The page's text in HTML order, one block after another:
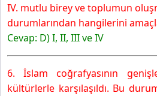
IV. mutlu birey ve toplumun
durumlarından hangilerini
Cevap: D) I, II, III ve IV
6. İslam coğrafyasının
kültürlerle karşılaşıldı. Bu